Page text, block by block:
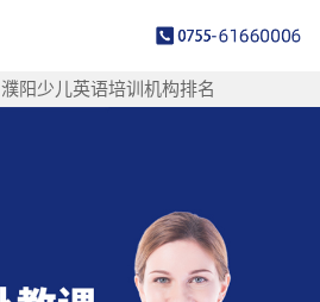
濮阳少儿英语培训机构排名